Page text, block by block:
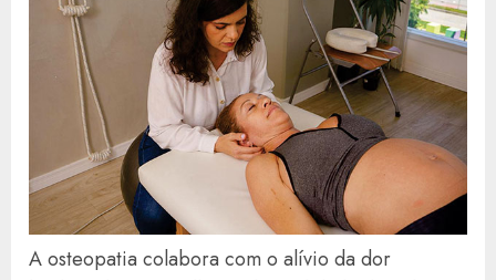
A osteopatia colabora com o alívio da dor